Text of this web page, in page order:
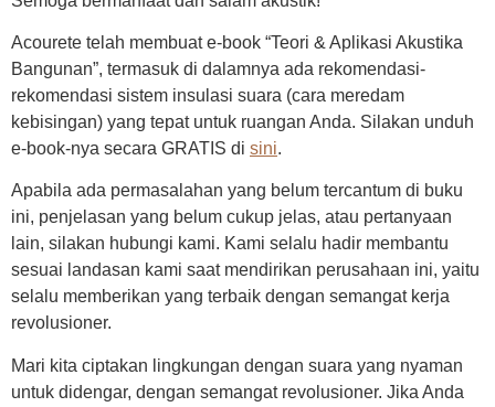
Acourete telah membuat e-book “Teori & Aplikasi Akustika
Bangunan”, termasuk di dalamnya ada rekomendasi-
rekomendasi sistem insulasi suara (cara meredam
kebisingan) yang tepat untuk ruangan Anda. Silakan unduh
e-book-nya secara GRATIS di sini.
Apabila ada permasalahan yang belum tercantum di buku
ini, penjelasan yang belum cukup jelas, atau pertanyaan
lain, silakan hubungi kami. Kami selalu hadir membantu
sesuai landasan kami saat mendirikan perusahaan ini, yaitu
selalu memberikan yang terbaik dengan semangat kerja
revolusioner.
Mari kita ciptakan lingkungan dengan suara yang nyaman
untuk didengar, dengan semangat revolusioner. Jika Anda